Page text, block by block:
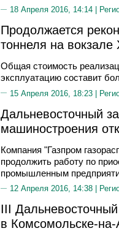
18 Апреля 2016, 14:14 |
Продолжается
тоннеля на вокзале
Общая стоимость
эксплуатацию составит
15 Апреля 2016, 18:23 |
Дальневосточный
машиностроения
Компания "Газпром
продолжить работу по
промышленным
12 Апреля 2016, 14:38 |
III
в Комсомольске-